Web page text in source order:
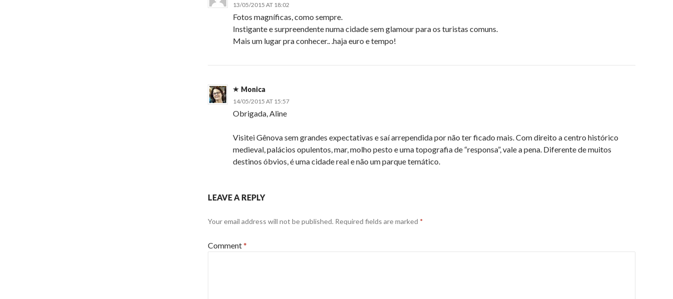
13/05/2015 AT 18:02
Fotos magníficas, como sempre.
Instigante e surpreendente numa cidade sem glamour para os turistas comuns.
Mais um lugar pra conhecer.. .haja euro e tempo!
Monica
14/05/2015 AT 15:57
Obrigada, Aline
Visitei Gênova sem grandes expectativas e saí arrependida por não ter ficado mais. Com direito a centro histórico
medieval, palácios opulentos, mar, molho pesto e uma topografia de “responsa”, vale a pena. Diferente de muitos
destinos óbvios, é uma cidade real e não um parque temático.
LEAVE A REPLY
Your email address will not be published. Required fields are marked *
Comment*